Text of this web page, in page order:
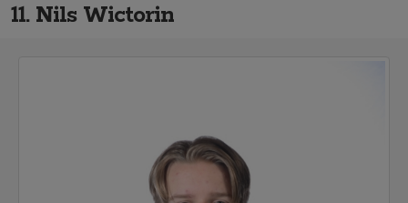
11. Nils Wictorin